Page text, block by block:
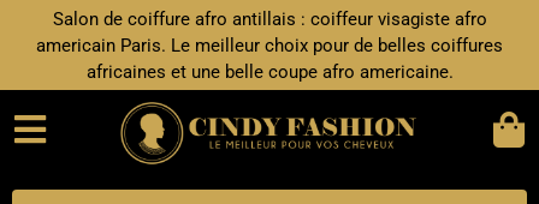
Salon de coiffure afro antillais : coiffeur visagiste afro
americain Paris. Le meilleur choix pour de belles coiffures
africaines et une belle coupe afro americaine.